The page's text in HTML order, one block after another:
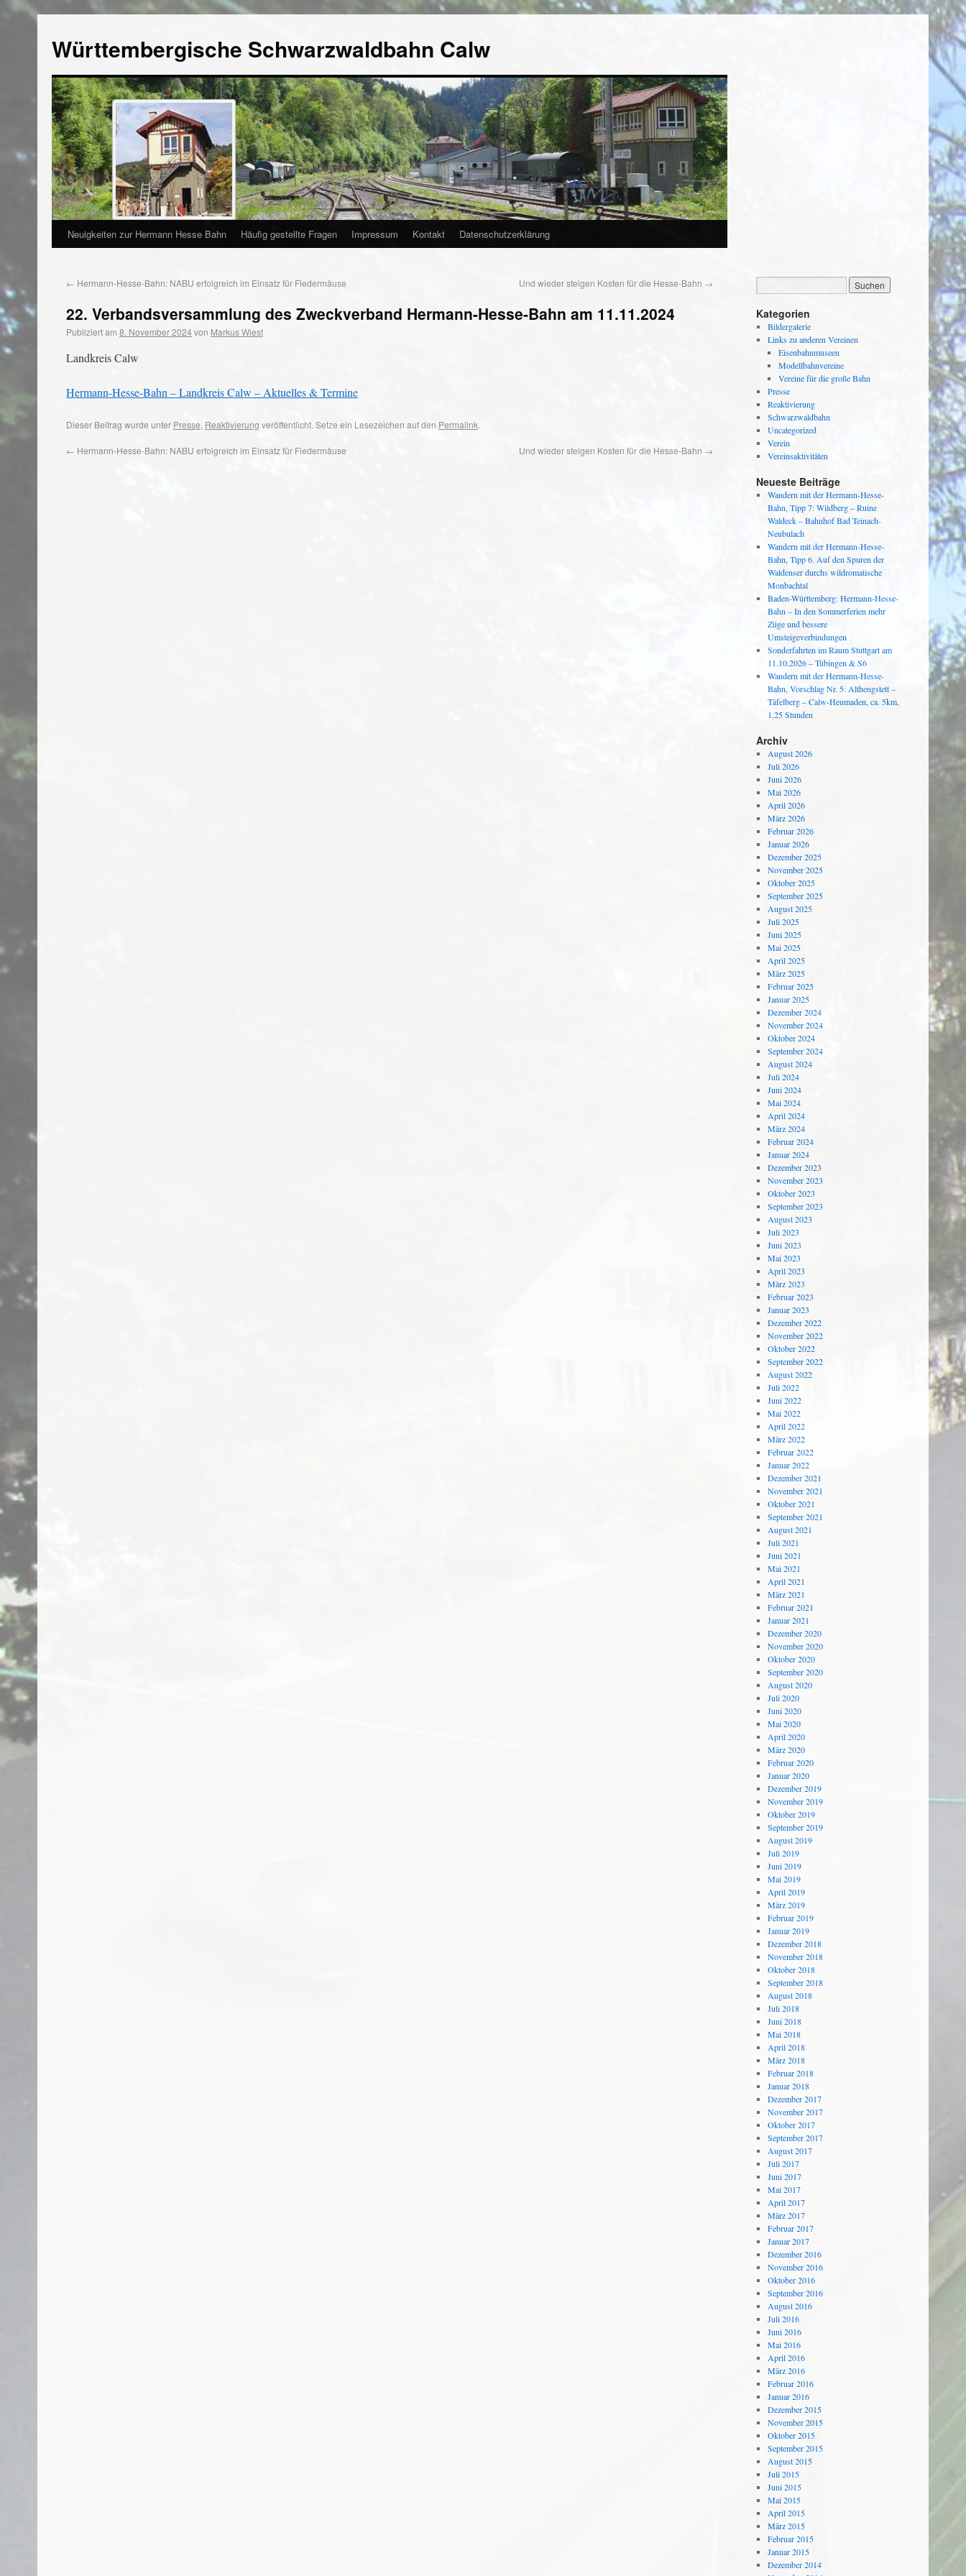
Württembergische Schwarzwaldbahn Calw
Neuigkeiten zur Hermann Hesse Bahn Häufig gestellte Fragen Impressum Kontakt Datenschutzerklärung
← Hermann-Hesse-Bahn: NABU erfolgreich im Einsatz für Fledermäuse Und wieder steigen Kosten für die Hesse-Bahn →
22. Verbandsversammlung des Zweckverband Hermann-Hesse-Bahn am 11.11.2024
Publiziert am 8. November 2024von Markus Wiest
Landkreis Calw
Hermann-Hesse-Bahn – Landkreis Calw – Aktuelles & Termine
Dieser Beitrag wurde unter Presse, Reaktivierung veröffentlicht. Setze ein Lesezeichen auf den Permalink.
← Hermann-Hesse-Bahn: NABU erfolgreich im Einsatz für Fledermäuse Und wieder steigen Kosten für die Hesse-Bahn →
Kategorien
Bildergalerie
Links zu anderen Vereinen
Eisenbahnmuseen
Modellbahnvereine
Vereine für die große Bahn
Presse
Reaktivierung
Schwarzwaldbahn
Uncategorized
Verein
Vereinsaktivitäten
Neueste Beiträge
Wandern mit der Hermann-Hesse-
Bahn, Tipp 7: Wildberg – Ruine
Waldeck – Bahnhof Bad Teinach-
Neubulach
Wandern mit der Hermann-Hesse-
Bahn, Tipp 6. Auf den Spuren der
Waldenser durchs wildromatische
Monbachtal
Baden-Württemberg: Hermann-Hesse-
Bahn – In den Sommerferien mehr
Züge und bessere
Umsteigeverbindungen
Sonderfahrten im Raum Stuttgart am
11.10.2026 – Tübingen & S6
Wandern mit der Hermann-Hesse-
Bahn, Vorschlag Nr. 5: Althengstett –
Täfelberg – Calw-Heumaden, ca. 5km,
1,25 Stunden
Archiv
August 2026
Juli 2026
Juni 2026
Mai 2026
April 2026
März 2026
Februar 2026
Januar 2026
Dezember 2025
November 2025
Oktober 2025
September 2025
August 2025
Juli 2025
Juni 2025
Mai 2025
April 2025
März 2025
Februar 2025
Januar 2025
Dezember 2024
November 2024
Oktober 2024
September 2024
August 2024
Juli 2024
Juni 2024
Mai 2024
April 2024
März 2024
Februar 2024
Januar 2024
Dezember 2023
November 2023
Oktober 2023
September 2023
August 2023
Juli 2023
Juni 2023
Mai 2023
April 2023
März 2023
Februar 2023
Januar 2023
Dezember 2022
November 2022
Oktober 2022
September 2022
August 2022
Juli 2022
Juni 2022
Mai 2022
April 2022
März 2022
Februar 2022
Januar 2022
Dezember 2021
November 2021
Oktober 2021
September 2021
August 2021
Juli 2021
Juni 2021
Mai 2021
April 2021
März 2021
Februar 2021
Januar 2021
Dezember 2020
November 2020
Oktober 2020
September 2020
August 2020
Juli 2020
Juni 2020
Mai 2020
April 2020
März 2020
Februar 2020
Januar 2020
Dezember 2019
November 2019
Oktober 2019
September 2019
August 2019
Juli 2019
Juni 2019
Mai 2019
April 2019
März 2019
Februar 2019
Januar 2019
Dezember 2018
November 2018
Oktober 2018
September 2018
August 2018
Juli 2018
Juni 2018
Mai 2018
April 2018
März 2018
Februar 2018
Januar 2018
Dezember 2017
November 2017
Oktober 2017
September 2017
August 2017
Juli 2017
Juni 2017
Mai 2017
April 2017
März 2017
Februar 2017
Januar 2017
Dezember 2016
November 2016
Oktober 2016
September 2016
August 2016
Juli 2016
Juni 2016
Mai 2016
April 2016
März 2016
Februar 2016
Januar 2016
Dezember 2015
November 2015
Oktober 2015
September 2015
August 2015
Juli 2015
Juni 2015
Mai 2015
April 2015
März 2015
Februar 2015
Januar 2015
Dezember 2014